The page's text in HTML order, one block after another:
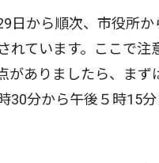
日から順次、市役所
れています。ここで
がありましたら、ま
分から午後５時15